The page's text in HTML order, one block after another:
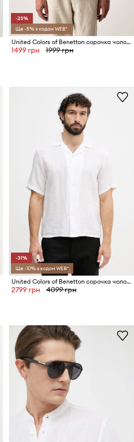
-25%
Ще -5% з кодом WEB*
United Colors of Benetton сорочка чоловіча бавовняна
1499 грн 1999 грн
-31%
Ще -10% з кодом WEB*
United Colors of Benetton сорочка чоловіча лляна
2799 грн 4099 грн